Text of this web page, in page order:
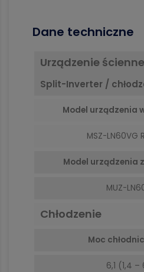
Dane techniczne
Urządzenie
Split-Inverter /
Model urządzenia
MSZ-LN60VG
Model urządzenia
MUZ-
Chłodzenie
Moc
6,1 (1,4 –